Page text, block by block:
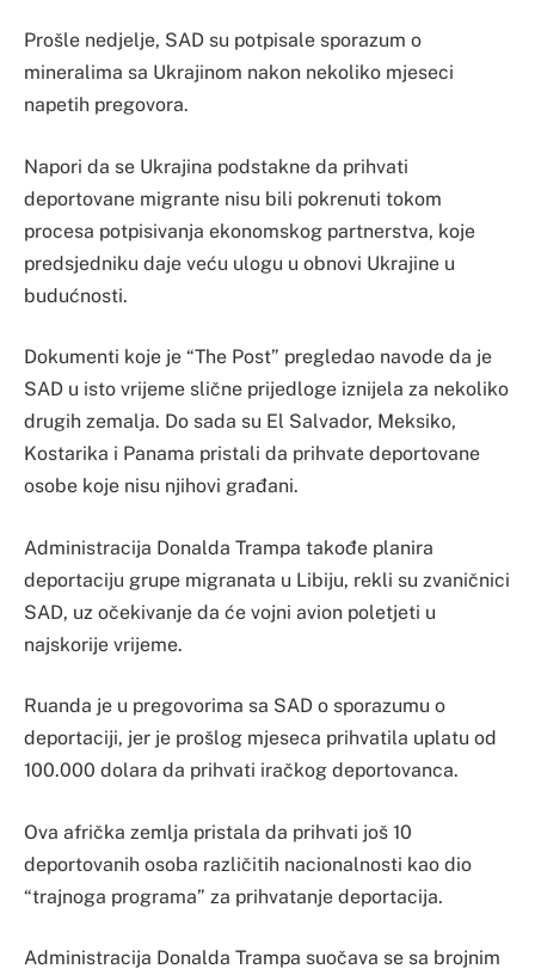
Prošle nedjelje, SAD su potpisale sporazum o
mineralima sa Ukrajinom nakon nekoliko mjeseci
napetih pregovora.
Napori da se Ukrajina podstakne da prihvati
deportovane migrante nisu bili pokrenuti tokom
procesa potpisivanja ekonomskog partnerstva, koje
predsjedniku daje veću ulogu u obnovi Ukrajine u
budućnosti.
Dokumenti koje je “The Post” pregledao navode da je
SAD u isto vrijeme slične prijedloge iznijela za nekoliko
drugih zemalja. Do sada su El Salvador, Meksiko,
Kostarika i Panama pristali da prihvate deportovane
osobe koje nisu njihovi građani.
Administracija Donalda Trampa takođe planira
deportaciju grupe migranata u Libiju, rekli su zvaničnici
SAD, uz očekivanje da će vojni avion poletjeti u
najskorije vrijeme.
Ruanda je u pregovorima sa SAD o sporazumu o
deportaciji, jer je prošlog mjeseca prihvatila uplatu od
100.000 dolara da prihvati iračkog deportovanca.
Ova afrička zemlja pristala da prihvati još 10
deportovanih osoba različitih nacionalnosti kao dio
“trajnoga programa” za prihvatanje deportacija.
Administracija Donalda Trampa suočava se sa brojnim